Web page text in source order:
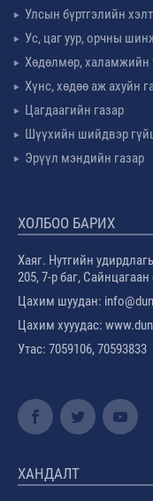
Улсын бүртгэлийн
Ус, цаг уур, орчны
Хөдөлмөр, халамжийн
Хүнс, хөдөө аж ахуйн
Цагдаагийн газар
Шүүхийн шийдвэр
Эрүүл мэндийн газар
ХОЛБОО БАРИХ
Хаяг. Нутгийн
205, 7-р баг,
Цахим шуудан:
Цахим хууудас:
Утас: 7059106, 70593833
ХАНДАЛТ